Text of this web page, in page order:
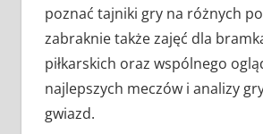
poznać tajniki gry na różnych
zabraknie także zajęć dla
piłkarskich oraz wspólnego
najlepszych meczów i analizy
gwiazd.